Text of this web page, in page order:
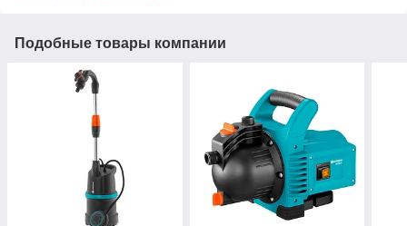
Подобные товары компании